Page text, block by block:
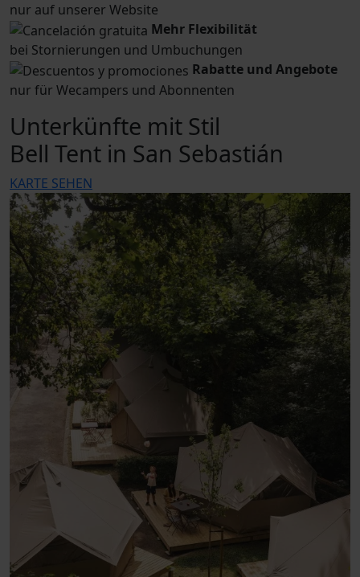
nur auf unserer Website
Mehr Flexibilität
bei Stornierungen und Umbuchungen
Rabatte und Angebote
nur für Wecampers und Abonnenten
Unterkünfte mit Stil
Bell Tent in San Sebastián
KARTE SEHEN